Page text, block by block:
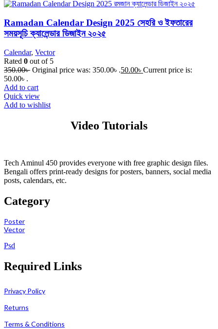
Ramadan Calendar Design 2025 সেহরি ও ইফতারের
সময়সূচি ক্যালেন্ডার ডিজাইন ২০২৫
Calendar, Vector
Rated 0 out of 5
350.00৳ Original price was: 350.00৳ .50.00৳ Current price is:
50.00৳ .
Add to cart
Quick view
Add to wishlist
Video Tutorials
Tech Aminul 450 provides everyone with free graphic design files.
Bengali offers print-ready designs for posters, banners, social media
posts, calendars, etc.
Category
Poster
Vector
Psd
Required Links
Privacy Policy
Returns
Terms & Conditions